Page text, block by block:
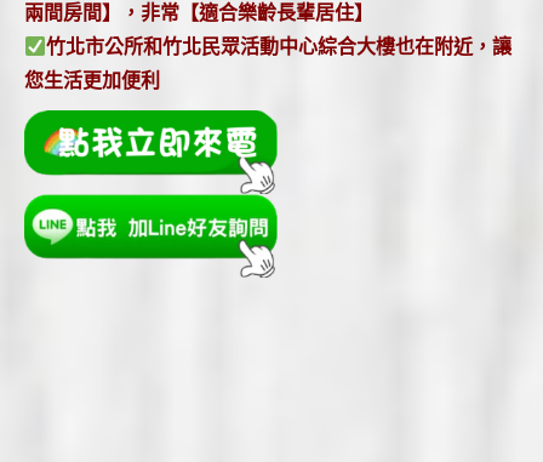
兩間房間】，非常【適合樂齡長輩居住】
竹北市公所和竹北民眾活動中心綜合大樓也在附近，讓
您生活更加便利